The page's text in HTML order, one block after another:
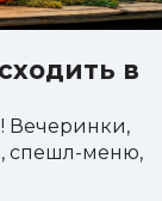
в
Вечеринки,
спешл-меню,